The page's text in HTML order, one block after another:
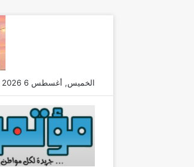
الخميس, أغسطس 6 2026